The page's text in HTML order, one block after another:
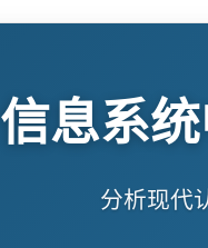
信息系
分析现代